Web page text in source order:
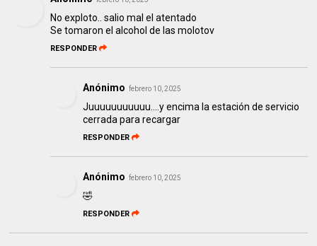
No exploto.. salio mal el atentado
Se tomaron el alcohol de las molotov
RESPONDER
Anónimo febrero 10, 2025
Juuuuuuuuuuu....y encima la estación de servicio
cerrada para recargar
RESPONDER
Anónimo febrero 10, 2025
🤣
RESPONDER